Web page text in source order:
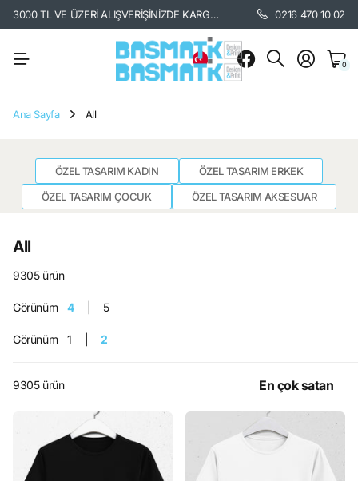
3000 TL VE ÜZERİ ALIŞVERİŞİNİZDE KARGO BEDAVA. / KARGO BİLGİSİ
0216 470 10 02
0
Ana Sayfa All
ÖZEL TASARIM KADIN
ÖZEL TASARIM ERKEK
ÖZEL TASARIM ÇOCUK
ÖZEL TASARIM AKSESUAR
All
9305 ürün
Görünüm 4 5
Görünüm 1 2
9305 ürün